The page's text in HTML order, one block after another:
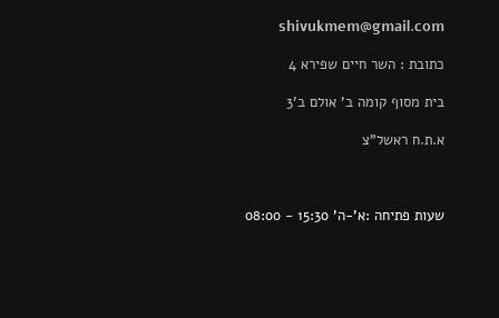
shivukmem@gmail.com
כתובת : השר חיים שפירא 4
בית מסוף קומה ב' אולם ב'3
א.ת.ח ראשל"צ
שעות פתיחה :א'-ה' 15:30 - 08:00